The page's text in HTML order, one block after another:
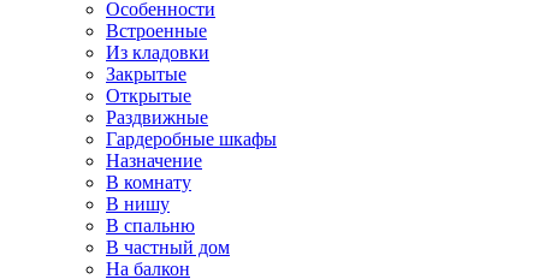
Особенности
Встроенные
Из кладовки
Закрытые
Открытые
Раздвижные
Гардеробные шкафы
Назначение
В комнату
В нишу
В спальню
В частный дом
На балкон